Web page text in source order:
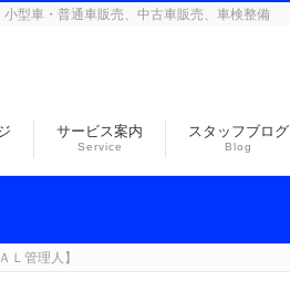
型車・普通車販売、中古車販売、車検整備
サービス案内
Service
スタッフブログ
Blog
Ｌ管理人】